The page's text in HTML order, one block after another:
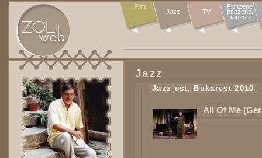
Film
Jazz TV
Filmzene
popzene,
sanzon
Jazz
Jazz est, Bukarest 2010
All Of Me